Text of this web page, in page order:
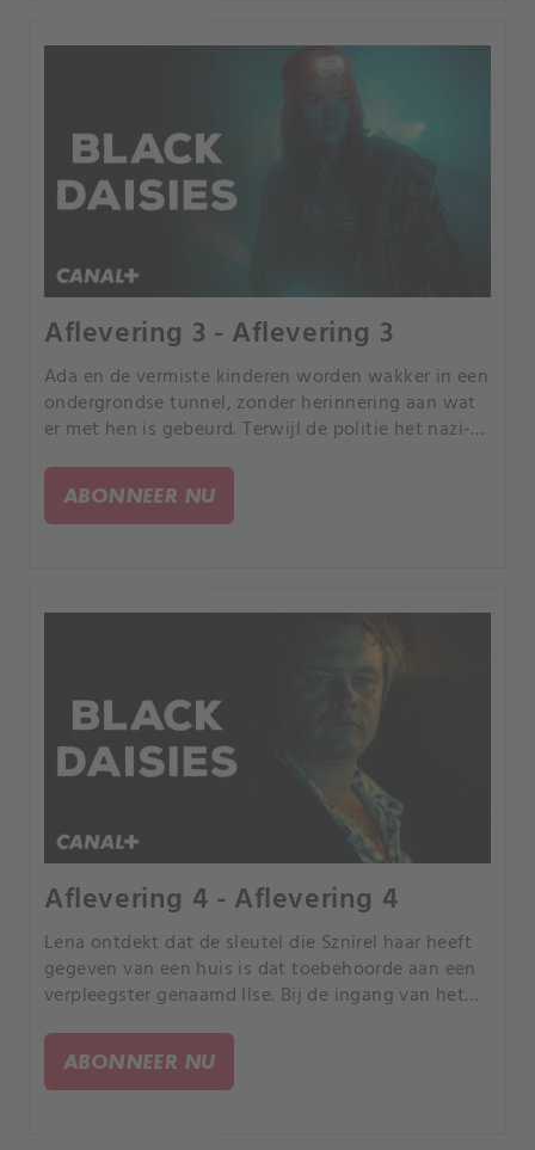
Aflevering 3 - Aflevering 3
Ada en de vermiste kinderen worden wakker in een
ondergrondse tunnel, zonder herinnering aan wat
er met hen is gebeurd. Terwijl de politie het nazi-
vermist.
ABONNEER NU
Aflevering 4 - Aflevering 4
Lena ontdekt dat de sleutel die Sznirel haar heeft
gegeven van een huis is dat toebehoorde aan een
verpleegster genaamd Ilse. Bij de ingang van het
met het symbool van Vril, een geheim
genootschap uit de tijd dat de nazi's experimenten
uitvoerden.
ABONNEER NU